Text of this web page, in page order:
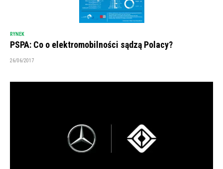
RYNEK
PSPA: Co o elektromobilności sądzą Polacy?
26/06/2017